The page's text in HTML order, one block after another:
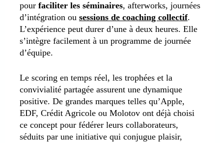
pour faciliter les séminaires, afterworks, journées
d’intégration ou sessions de coaching collectif.
L’expérience peut durer d’une à deux heures. Elle
s’intègre facilement à un programme de journée
d’équipe.
Le scoring en temps réel, les trophées et la
convivialité partagée assurent une dynamique
positive. De grandes marques telles qu’Apple,
EDF, Crédit Agricole ou Molotov ont déjà choisi
ce concept pour fédérer leurs collaborateurs,
séduits par une initiative qui conjugue plaisir,